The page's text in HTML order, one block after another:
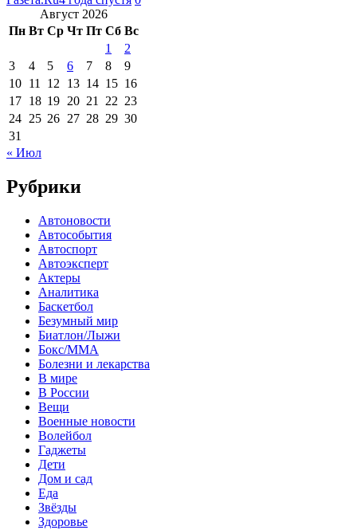
Август 2026
Пн Вт Ср Чт Пт Сб Вс
1
2
3
4 5 6 7 8
9
10 11 12 13 14 15 16
17 18 19 20 21 22 23
24 25 26 27 28 29 30
31
« Июл
Рубрики
Автоновости
Автособытия
Автоспорт
Автоэксперт
Актеры
Аналитика
Баскетбол
Безумный мир
Биатлон/Лыжи
Бокс/MMA
Болезни и лекарства
В мире
В России
Вещи
Военные новости
Волейбол
Гаджеты
Дети
Дом и сад
Еда
Звёзды
Здоровье